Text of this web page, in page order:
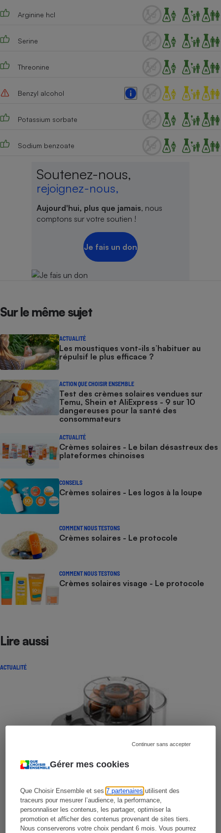
Gérer mes cookies
Que Choisir Ensemble et ses7 partenaires utilisent des
traceurs pour mesurer l’audience, la performance,
personnaliser les contenus, les partager, optimiser la
promotion et afficher des contenus provenant de sites tiers.
Nous conserverons votre choix pendant 6 mois. Vous pourrez
Continuer sans accepter
Arginine hcl
Serine
Threonine
Benzyl alcohol
Potassium sorbate
Sodium benzoate
Soutenez-nous,
rejoignez-nous,
Aujourd'hui, plus que jamais, nous
comptons sur votre soutien !
Je fais un don
Sur le même sujet
ACTUALITÉ
Les moustiques vont-ils s’habituer au
répulsif le plus efficace ?
ACTION QUE CHOISIR ENSEMBLE
Test des crèmes solaires vendues sur
Temu, Shein et AliExpress - 9 sur 10
dangereuses pour la santé des
consommateurs
ACTUALITÉ
Crèmes solaires - Le bilan désastreux des
plateformes chinoises
CONSEILS
Crèmes solaires - Les logos à la loupe
COMMENT NOUS TESTONS
Crèmes solaires - Le protocole
COMMENT NOUS TESTONS
Crèmes solaires visage - Le protocole
Lire aussi
ACTUALITÉ